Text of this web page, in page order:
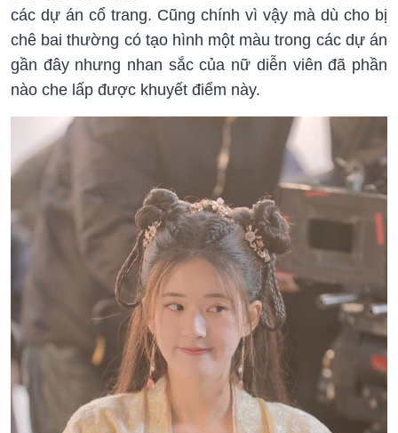
các dự án cổ trang. Cũng chính vì vậy mà dù cho bị
chê bai thường có tạo hình một màu trong các dự án
gần đây nhưng nhan sắc của nữ diễn viên đã phần
nào che lấp được khuyết điểm này.